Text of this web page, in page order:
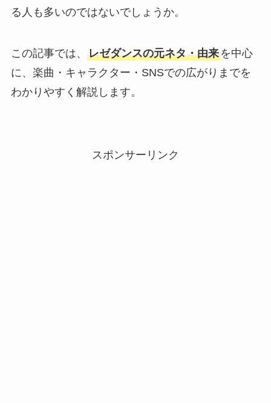
る人も多いのではないでしょうか。
この記事では、 レゼダンスの元ネタ・由来を中心
に、楽曲・キャラクター・SNSでの広がりまでを
わかりやすく解説します。
スポンサーリンク